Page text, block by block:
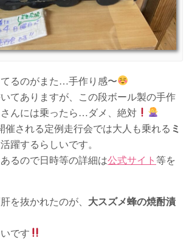
るのがまた…手作り感〜
いてありますが、この段ボール製の手作
んには乗ったら…ダメ、絶対
催される定例走行会では大人も乗れる ミ
躍するらしいです。
るので日時等の詳細は公式サイト 等を
を抜かれたのが、 大スズメ蜂の焼酎漬
です